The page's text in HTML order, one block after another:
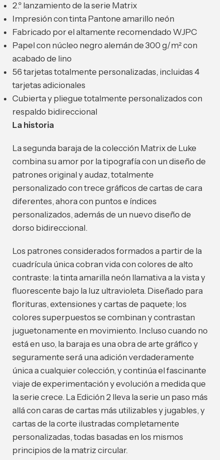
2.º lanzamiento de la serie Matrix
Impresión con tinta Pantone amarillo neón
Fabricado por el altamente recomendado WJPC
Papel con núcleo negro alemán de 300 g/m² con
acabado de lino
56 tarjetas totalmente personalizadas, incluidas 4
tarjetas adicionales
Cubierta y pliegue totalmente personalizados con
respaldo bidireccional
La historia
La segunda baraja de la colección Matrix de Luke
combina su amor por la tipografía con un diseño de
patrones original y audaz, totalmente
personalizado con trece gráficos de cartas de cara
diferentes, ahora con puntos e índices
personalizados, además de un nuevo diseño de
dorso bidireccional.
Los patrones considerados formados a partir de la
cuadrícula única cobran vida con colores de alto
contraste: la tinta amarilla neón llamativa a la vista y
fluorescente bajo la luz ultravioleta. Diseñado para
florituras, extensiones y cartas de paquete; los
colores superpuestos se combinan y contrastan
juguetonamente en movimiento. Incluso cuando no
está en uso, la baraja es una obra de arte gráfico y
seguramente será una adición verdaderamente
única a cualquier colección, y continúa el fascinante
viaje de experimentación y evolución a medida que
la serie crece. La Edición 2 lleva la serie un paso más
allá con caras de cartas más utilizables y jugables, y
cartas de la corte ilustradas completamente
personalizadas, todas basadas en los mismos
principios de la matriz circular.